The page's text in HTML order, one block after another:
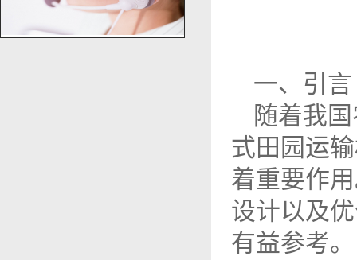
一、引言
随着我
式田园运
着重要作
设计以及
有益参考。